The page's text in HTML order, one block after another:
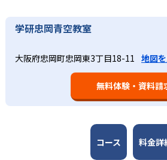
03
週2回の教室学習と毎日の家庭学
学研教室では、週2回の教室学習と毎
習）の相乗効果を活かす形で生徒の学
回の教室学習において指導者は、生徒
ら学習指導と学習管理を実施。教室学
に自宅学習用の教材も提供し、学習
を図っている。進度が早い子供は先取
長時間の勉強が苦手
学研教室では、小学生については、1
50分程度と設定している。この時間
して学習できる時間が通常「学年
れていることに由来するものだ。この
ても学習の効果は上がらないと学研教
時間学習よりくり返し学習の効果を重
出典
学研教室が持つ最大のメリットは、学
ウを結集して制作した学習教材を使用
教材は、学習指導要領の内容を全てカ
の勉強がよくわかるというもの。基礎
固めから先取り学習まで対応している
すると共に、幼児・小学校低学年から
も対応。中学校英語の準備や高校入試
学研忠岡青空教室
大阪府忠岡町忠岡東3丁目18-11 地図
無料体験・資料請
コース 料金詳